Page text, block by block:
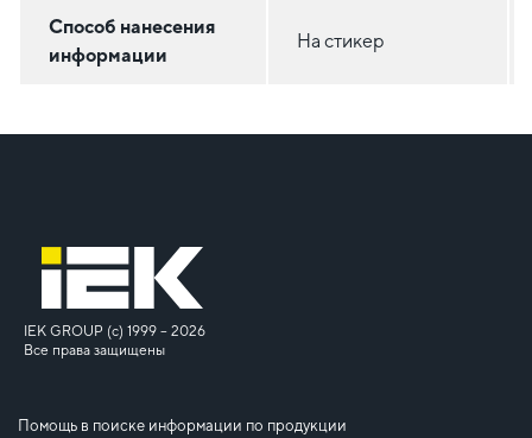
Способ нанесения
информации
На стикер
IEK GROUP (c) 1999 – 2026
Все права защищены
Помощь в поиске информации по продукции